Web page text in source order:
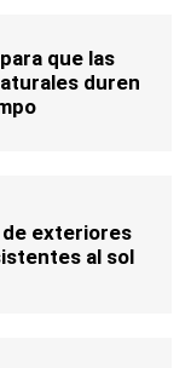
que las
duren
de exteriores
al sol